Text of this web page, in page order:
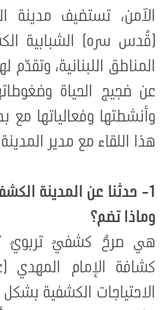
الآمن، تستضيف
(قُدس سره) الشبابية
المناطق اللبنانية،
عن ضجيج الحياة
وأنشطتها وفعالياتها مع
هذا اللقاء مع مدير
1- حدثنا عن المدينة
وماذا تضم؟
هي صرحٌ كشفيٌ تربويٌ
كشافة الإمام المهدي
الاحتياجات الكشفية